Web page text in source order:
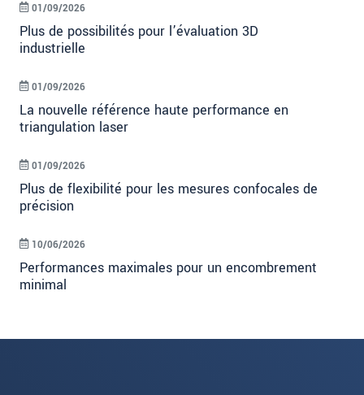
Plus de possibilités pour l’évaluation 3D
industrielle
01/09/2026
La nouvelle référence haute performance en
triangulation laser
01/09/2026
Plus de flexibilité pour les mesures confocales de
précision
01/09/2026
Performances maximales pour un encombrement
minimal
10/06/2026